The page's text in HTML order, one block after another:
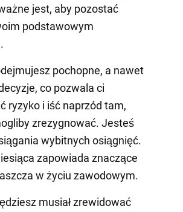
jest, aby pozostać
podstawowym
pochopne, a nawet
co pozwala ci
ryzyko i iść naprzód tam,
zrezygnować. Jesteś
wybitnych osiągnięć.
zapowiada znaczące
w życiu zawodowym.
musiał zrewidować